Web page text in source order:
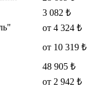
3 082 ₺
от 4 324 ₺
от 10 319 ₺
48 905 ₺
от 2 942 ₺